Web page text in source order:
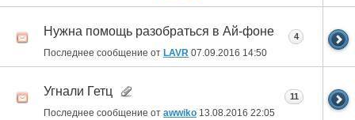
Нужна помощь разобраться в Ай-фоне
Последнее сообщение от LAVR 07.09.2016 14:50
4
Угнали Гетц
Последнее сообщение от awwiko 13.08.2016 22:05
11